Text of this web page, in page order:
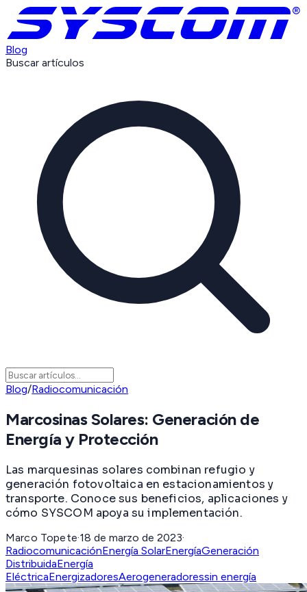
Blog
Buscar artículos
Blog/Radiocomunicación
Marcosinas Solares: Generación de
Energía y Protección
Las marquesinas solares combinan refugio y
generación fotovoltaica en estacionamientos y
transporte. Conoce sus beneficios, aplicaciones y
cómo SYSCOM apoya su implementación.
Marco Topete·18 de marzo de 2023·
RadiocomunicaciónEnergía SolarEnergíaGeneración
DistribuidaEnergía
EléctricaEnergizadoresAerogeneradoressin energía